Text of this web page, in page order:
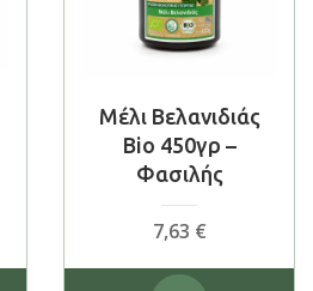
Μέλι Βελανιδιάς
Bio 450γρ –
Φασιλής
7,63 €